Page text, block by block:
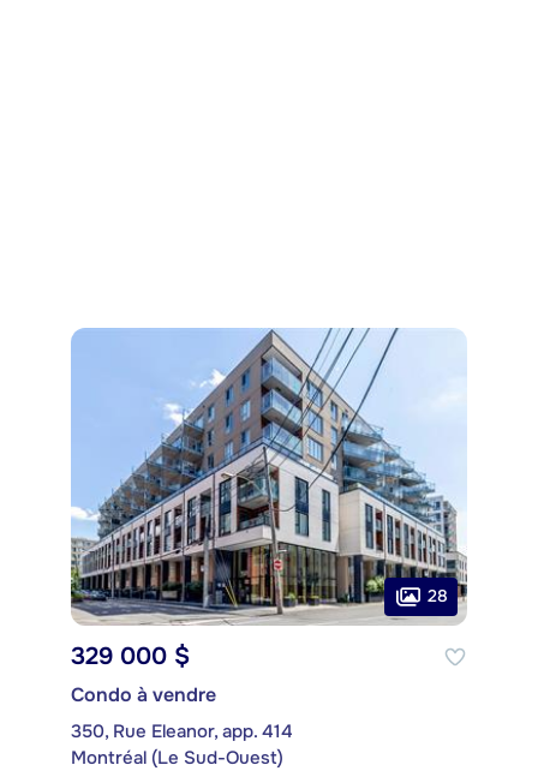
28
329 000 $
Condo à vendre
350, Rue Eleanor, app. 414
Montréal (Le Sud-Ouest)